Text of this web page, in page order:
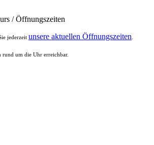
/ Öffnungszeiten
jederzeit unsere aktuellen Öffnungszeiten
um die Uhr erreichbar.